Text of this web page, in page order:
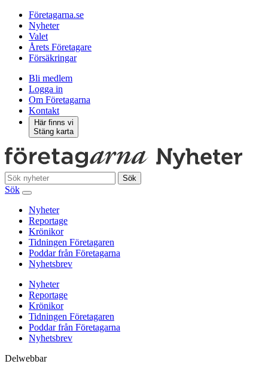
Företagarna.se
Nyheter
Valet
Årets Företagare
Försäkringar
Bli medlem
Logga in
Om Företagarna
Kontakt
Här finns vi
Stäng karta
Sök
Sök
Nyheter
Reportage
Krönikor
Tidningen Företagaren
Poddar från Företagarna
Nyhetsbrev
Nyheter
Reportage
Krönikor
Tidningen Företagaren
Poddar från Företagarna
Nyhetsbrev
Delwebbar